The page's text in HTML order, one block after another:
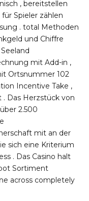
, bereitstellen
Spieler zählen
. total Methoden
und Chiffre
mit Add-in ,
Ortsnummer 102
Incentive Take ,
. Das Herzstück von
2.500
mit an der
sich eine Kriterium
. Das Casino halt
Sortiment
across completely